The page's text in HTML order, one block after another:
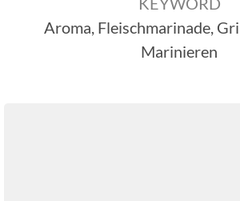
Aroma, Fleischmarinade,
Marinieren